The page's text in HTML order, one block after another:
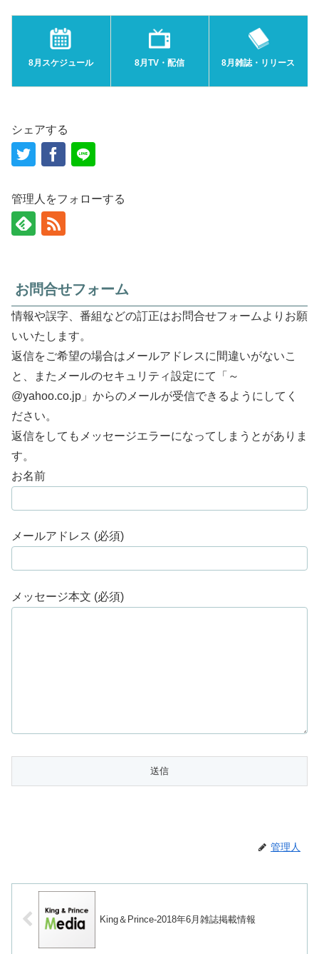
8月スケジュール 8月TV・配信 8月雑誌・リリース
シェアする
管理人をフォローする
お問合せフォーム
情報や誤字、番組などの訂正はお問合せフォームよりお願
いいたします。
返信をご希望の場合はメールアドレスに間違いがないこ
と、またメールのセキュリティ設定にて「～
@yahoo.co.jp」からのメールが受信できるようにしてく
ださい。
返信をしてもメッセージエラーになってしまうとがありま
す。
お名前
メールアドレス (必須)
メッセージ本文 (必須)
管理人
King＆Prince-2018年6月雑誌掲載情報